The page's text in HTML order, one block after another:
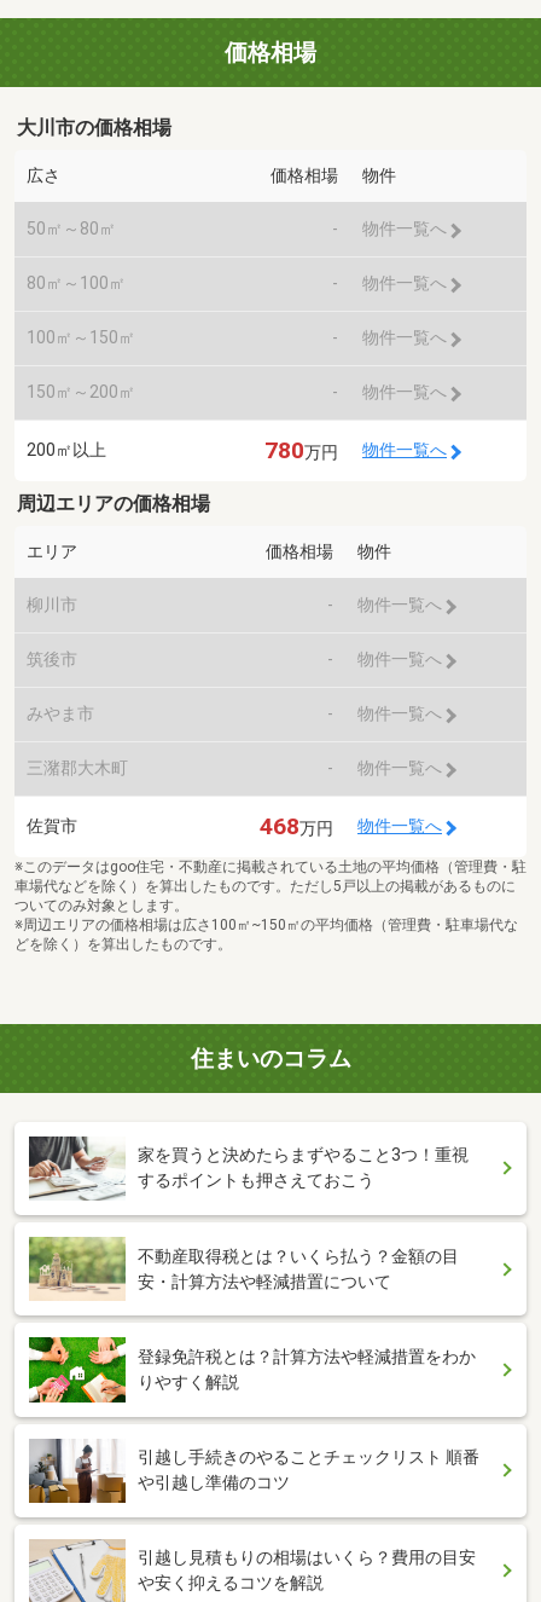
価格相場
大川市の価格相場
広さ 価格相場 物件
50㎡～80㎡ - 物件一覧へ
80㎡～100㎡ - 物件一覧へ
100㎡～150㎡ - 物件一覧へ
150㎡～200㎡ - 物件一覧へ
200㎡以上 780万円 物件一覧へ
周辺エリアの価格相場
エリア 価格相場 物件
柳川市 - 物件一覧へ
筑後市 - 物件一覧へ
みやま市 - 物件一覧へ
三潴郡大木町 - 物件一覧へ
佐賀市 468万円 物件一覧へ
※このデータはgoo住宅・不動産に掲載されている土地の平均価格（管理費・駐
車場代などを除く）を算出したものです。ただし5戸以上の掲載があるものに
ついてのみ対象とします。
※周辺エリアの価格相場は広さ100㎡~150㎡の平均価格（管理費・駐車場代な
どを除く）を算出したものです。
住まいのコラム
家を買うと決めたらまずやること3つ！重視
するポイントも押さえておこう
不動産取得税とは？いくら払う？金額の目
安・計算方法や軽減措置について
登録免許税とは？計算方法や軽減措置をわか
りやすく解説
引越し手続きのやることチェックリスト 順番
や引越し準備のコツ
引越し見積もりの相場はいくら？費用の目安
や安く抑えるコツを解説